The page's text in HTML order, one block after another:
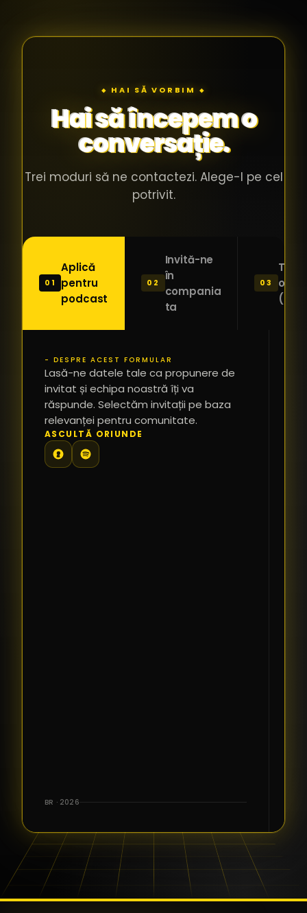
◆ HAI SĂ VORBIM ◆
Hai să începem o
conversație.
Trei moduri să ne contactezi. Alege-l pe cel
potrivit.
01
Aplică
pentru
podcast
02
Invită-ne
în
compania
ta
03
o
- DESPRE ACEST FORMULAR
Lasă-ne datele tale ca propunere de
invitat și echipa noastră îți va
răspunde. Selectăm invitații pe baza
relevanței pentru comunitate.
ASCULTĂ ORIUNDE
BR · 2026